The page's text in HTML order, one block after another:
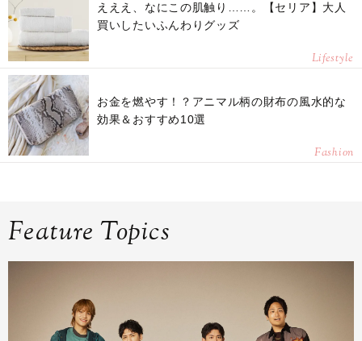
えええ、なにこの肌触り……。【セリア】大人
買いしたいふんわりグッズ
Lifestyle
お金を燃やす！？アニマル柄の財布の風水的な
効果＆おすすめ10選
Fashion
Feature Topics